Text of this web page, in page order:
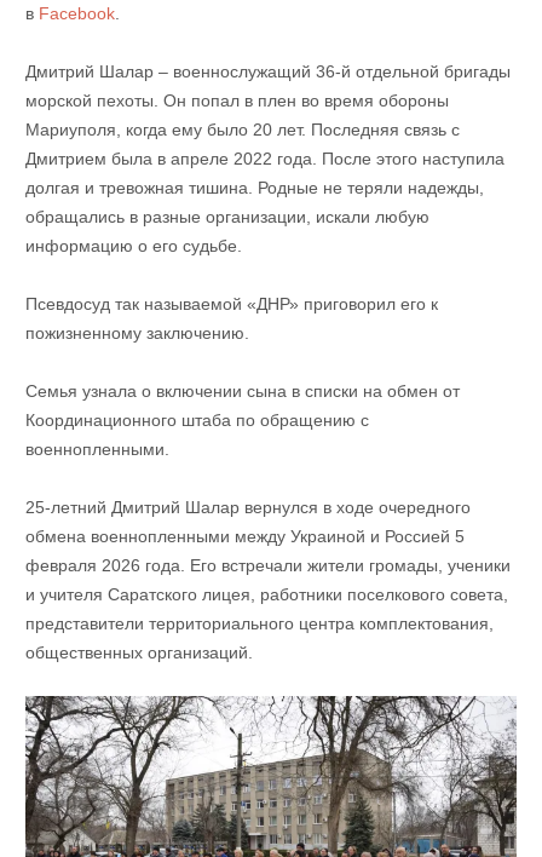
в Facebook.
Дмитрий Шалар – военнослужащий 36-й отдельной бригады
морской пехоты. Он попал в плен во время обороны
Мариуполя, когда ему было 20 лет. Последняя связь с
Дмитрием была в апреле 2022 года. После этого наступила
долгая и тревожная тишина. Родные не теряли надежды,
обращались в разные организации, искали любую
информацию о его судьбе.
Псевдосуд так называемой «ДНР» приговорил его к
пожизненному заключению.
Семья узнала о включении сына в списки на обмен от
Координационного штаба по обращению с
военнопленными.
25-летний Дмитрий Шалар вернулся в ходе очередного
обмена военнопленными между Украиной и Россией 5
февраля 2026 года. Его встречали жители громады, ученики
и учителя Саратского лицея, работники поселкового совета,
представители территориального центра комплектования,
общественных организаций.